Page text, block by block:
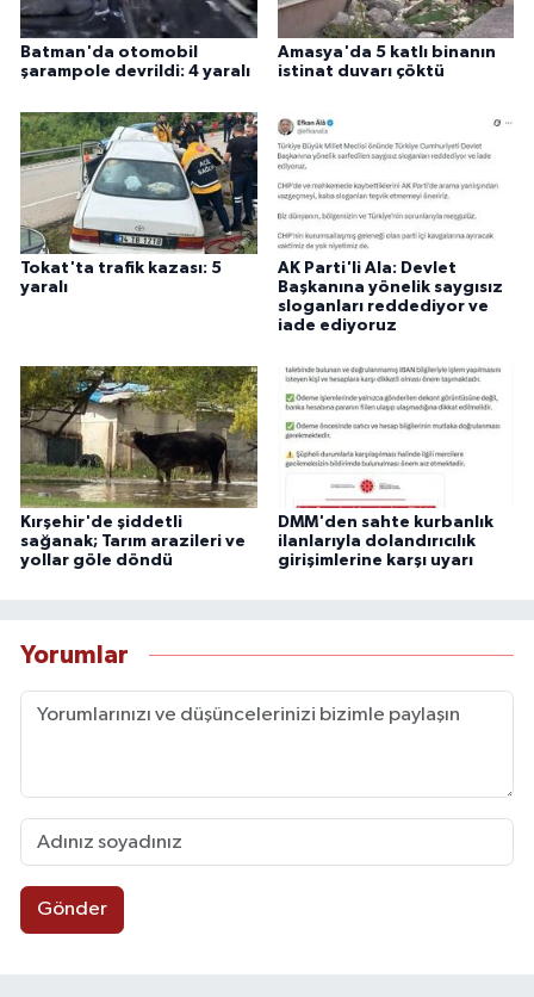
Batman'da otomobil
şarampole devrildi: 4 yaralı
Amasya'da 5 katlı binanın
istinat duvarı çöktü
Tokat'ta trafik kazası: 5
yaralı
AK Parti'li Ala: Devlet
Başkanına yönelik saygısız
sloganları reddediyor ve
iade ediyoruz
Kırşehir'de şiddetli
sağanak; Tarım arazileri ve
yollar göle döndü
DMM'den sahte kurbanlık
ilanlarıyla dolandırıcılık
girişimlerine karşı uyarı
Yorumlar
Gönder